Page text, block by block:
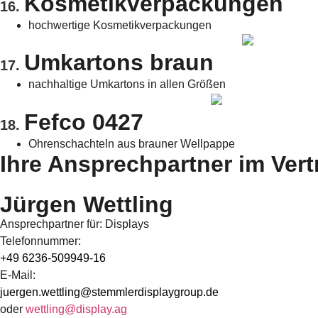
16.
hochwertige Kosmetikverpackungen
17. Umkartons braun
nachhaltige Umkartons in allen Größen
18. Fefco 0427
Ohrenschachteln aus brauner Wellpappe
Ihre Ansprechpartner im
Jürgen Wettling
Ansprechpartner für: Displays
Telefonnummer:
+49 6236-509949-16
E-Mail:
juergen.wettling@stemmlerdisplaygroup.de
oder wettling@display.ag